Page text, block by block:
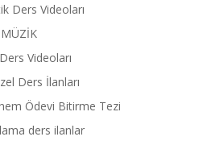
Ders Videoları
MÜZİK
Videoları
Ders İlanları
Ödevi Bitirme Tezi
ders ilanlar